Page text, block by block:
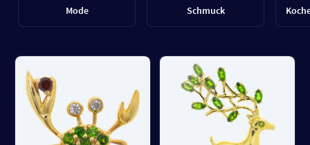
Mode Schmuck